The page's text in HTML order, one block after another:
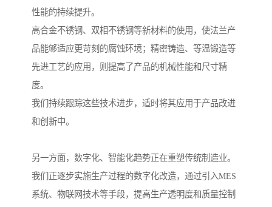
性能的持续提升。
高合金不锈钢、双相不锈钢等新材料的使用，使法兰产
品能够适应更苛刻的腐蚀环境；精密铸造、等温锻造等
先进工艺的应用，则提高了产品的机械性能和尺寸精
度。
我们持续跟踪这些技术进步，适时将其应用于产品改进
和创新中。
另一方面，数字化、智能化趋势正在重塑传统制造业。
我们正逐步实施生产过程的数字化改造，通过引入MES
系统、物联网技术等手段，提高生产透明度和质量控制